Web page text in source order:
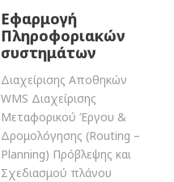
Εφαρμογή
Πληροφοριακών
συστημάτων
Διαχείρισης Αποθηκών
WMS Διαχείρισης
Μεταφορικού Έργου &
Δρομολόγησης (Routing –
Planning) Πρόβλεψης και
Σχεδιασμού πλάνου